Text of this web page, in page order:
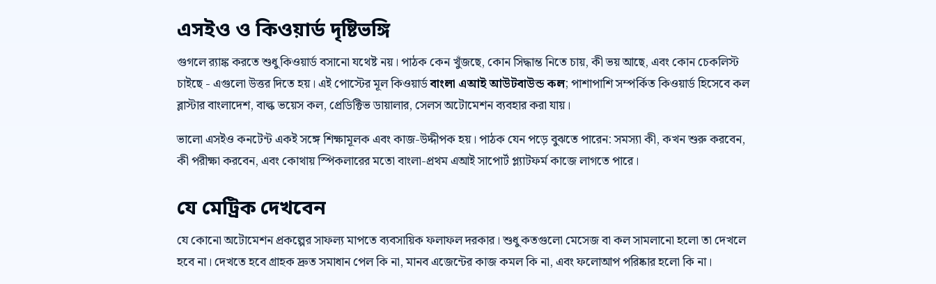
এসইও ও কিওয়ার্ড দৃষ্টিভঙ্গি
গুগলে র‍্যাঙ্ক করতে শুধু কিওয়ার্ড বসানো যথেষ্ট নয়। পাঠক কেন খুঁজছে, কোন সিদ্ধান্ত নিতে চায়, কী ভয় আছে, এবং কোন চেকলিস্ট
চাইছে - এগুলো উত্তর দিতে হয়। এই পোস্টের মূল কিওয়ার্ডবাংলা এআই আউটবাউন্ড কল; পাশাপাশি সম্পর্কিত কিওয়ার্ড হিসেবে কল
ব্লাস্টার বাংলাদেশ, বাল্ক ভয়েস কল, প্রেডিক্টিভ ডায়ালার, সেলস অটোমেশন ব্যবহার করা যায়।
ভালো এসইও কনটেন্ট একই সঙ্গে শিক্ষামূলক এবং কাজ-উদ্দীপক হয়। পাঠক যেন পড়ে বুঝতে পারেন: সমস্যা কী, কখন শুরু করবেন,
কী পরীক্ষা করবেন, এবং কোথায় স্পিকলারের মতো বাংলা-প্রথম এআই সাপোর্ট প্ল্যাটফর্ম কাজে লাগতে পারে।
যে মেট্রিক দেখবেন
যে কোনো অটোমেশন প্রকল্পের সাফল্য মাপতে ব্যবসায়িক ফলাফল দরকার। শুধু কতগুলো মেসেজ বা কল সামলানো হলো তা দেখলে
হবে না। দেখতে হবে গ্রাহক দ্রুত সমাধান পেল কি না, মানব এজেন্টের কাজ কমল কি না, এবং ফলোআপ পরিষ্কার হলো কি না।